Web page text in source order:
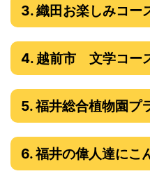
3. 織田お楽しみコー
4. 越前市 文学コー
5. 福井総合植物園プ
6. 福井の偉人達にこ